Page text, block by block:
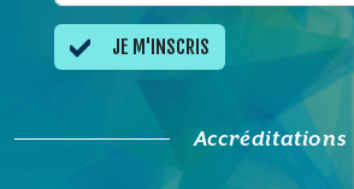
JE M'INSCRIS
Accréditations